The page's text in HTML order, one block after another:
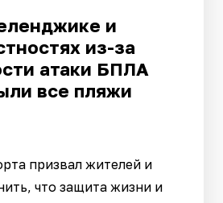
и
из-за
атаки БПЛА
все пляжи
призвал жителей и
что защита жизни и